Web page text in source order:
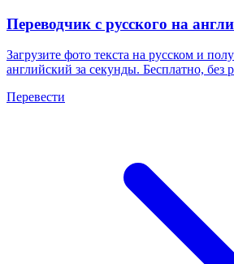
Переводчик с русского на
Загрузите фото текста на русском и
английский за секунды. Бесплатно, без
Перевести